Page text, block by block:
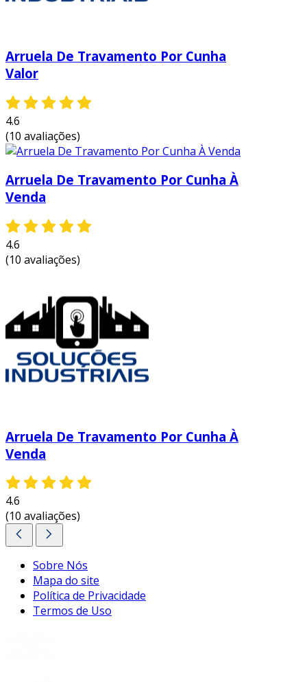
Arruela De Travamento Por Cunha
Valor
4.6
(10 avaliações)
Arruela De Travamento Por Cunha À
Venda
4.6
(10 avaliações)
Arruela De Travamento Por Cunha À
Venda
4.6
(10 avaliações)
Sobre Nós
Mapa do site
Política de Privacidade
Termos de Uso